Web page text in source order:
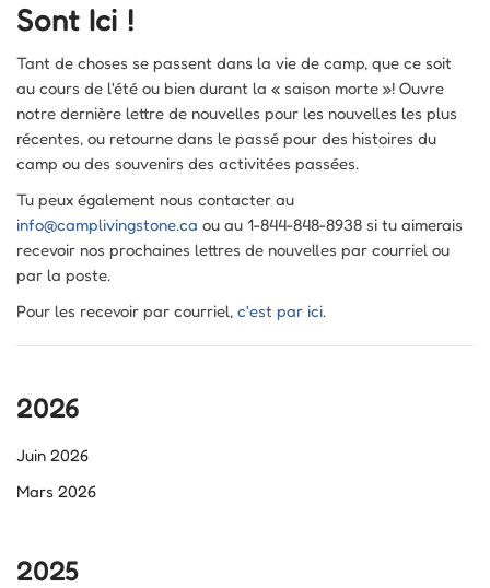
Sont Ici !
Tant de choses se passent dans la vie de camp, que ce soit
au cours de l'été ou bien durant la « saison morte »! Ouvre
notre dernière lettre de nouvelles pour les nouvelles les plus
récentes, ou retourne dans le passé pour des histoires du
camp ou des souvenirs des activitées passées.
Tu peux également nous contacter au
info@camplivingstone.ca ou au 1-844-848-8938 si tu aimerais
recevoir nos prochaines lettres de nouvelles par courriel ou
par la poste.
Pour les recevoir par courriel, c'est par ici.
2026
Juin 2026
Mars 2026
2025